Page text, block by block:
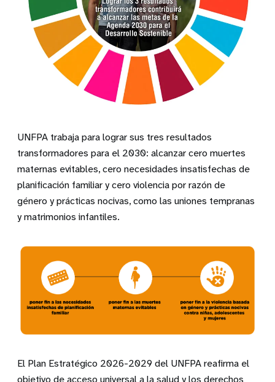
UNFPA trabaja para lograr sus tres resultados
transformadores para el 2030: alcanzar cero muertes
maternas evitables, cero necesidades insatisfechas de
planificación familiar y cero violencia por razón de
género y prácticas nocivas, como las uniones tempranas
y matrimonios infantiles.
El Plan Estratégico 2026-2029 del UNFPA reafirma el
objetivo de acceso universal a la salud y los derechos